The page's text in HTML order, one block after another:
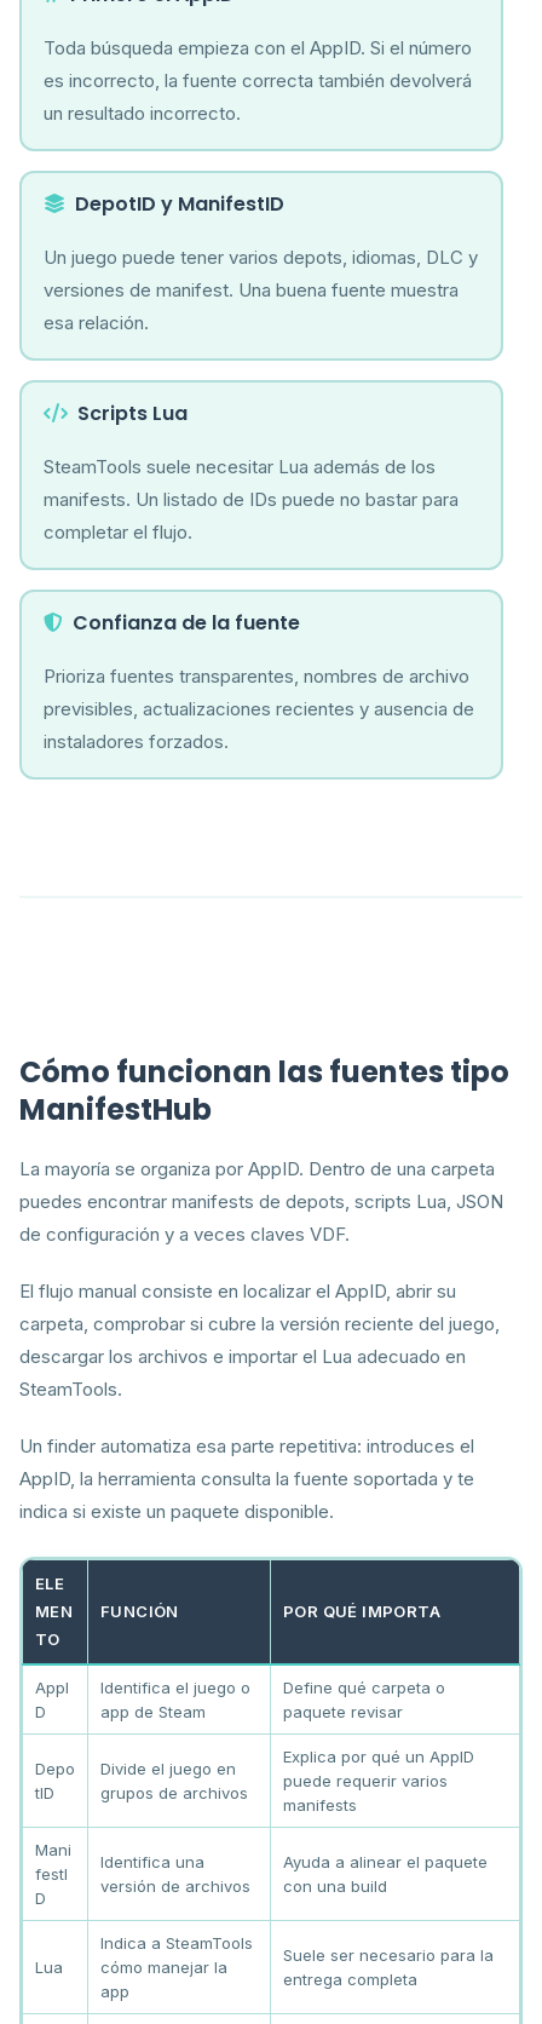
Toda búsqueda empieza con el AppID. Si el número
es incorrecto, la fuente correcta también devolverá
un resultado incorrecto.
DepotID y ManifestID
Un juego puede tener varios depots, idiomas, DLC y
versiones de manifest. Una buena fuente muestra
esa relación.
Scripts Lua
SteamTools suele necesitar Lua además de los
manifests. Un listado de IDs puede no bastar para
completar el flujo.
Confianza de la fuente
Prioriza fuentes transparentes, nombres de archivo
previsibles, actualizaciones recientes y ausencia de
instaladores forzados.
Cómo funcionan las fuentes tipo
ManifestHub
La mayoría se organiza por AppID. Dentro de una carpeta
puedes encontrar manifests de depots, scripts Lua, JSON
de configuración y a veces claves VDF.
El flujo manual consiste en localizar el AppID, abrir su
carpeta, comprobar si cubre la versión reciente del juego,
descargar los archivos e importar el Lua adecuado en
SteamTools.
Un finder automatiza esa parte repetitiva: introduces el
AppID, la herramienta consulta la fuente soportada y te
indica si existe un paquete disponible.
ELE
MEN
TO
FUNCIÓN POR QUÉ IMPORTA
AppI
D
Identifica el juego o
app de Steam
Define qué carpeta o
paquete revisar
Depo
tID
Divide el juego en
grupos de archivos
Explica por qué un AppID
puede requerir varios
manifests
Mani
festI
D
Identifica una
versión de archivos
Ayuda a alinear el paquete
con una build
Lua
Indica a SteamTools
cómo manejar la
app
Suele ser necesario para la
entrega completa